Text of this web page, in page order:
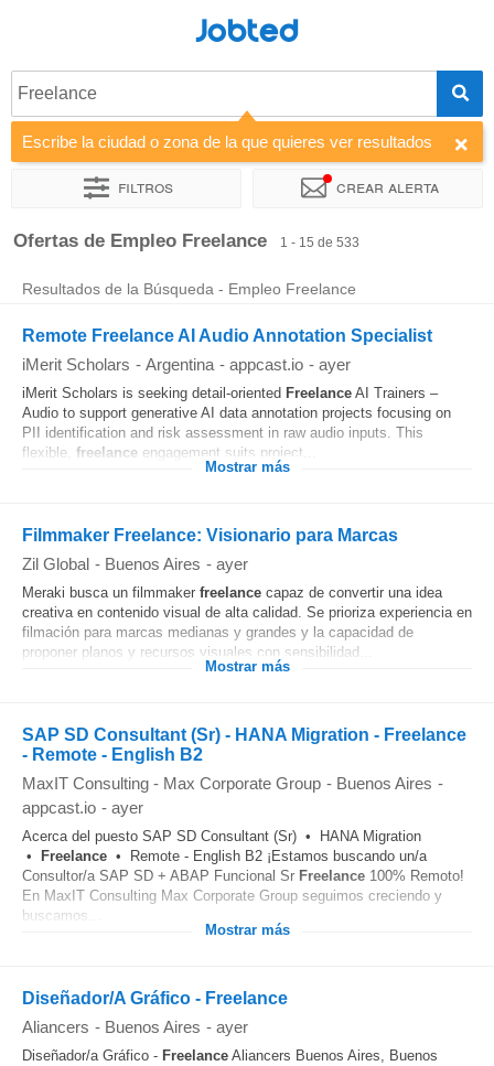
Jobted
Freelance
Escribe la ciudad o zona de la que quieres ver resultados
Filtros Crear alerta
Ordenar por Empresa Agencia de empleo
Ofertas de Empleo Freelance 1 - 15 de 533
Resultados de la Búsqueda - Empleo Freelance
Remote Freelance AI Audio Annotation Specialist
iMerit Scholars - Argentina - appcast.io - ayer
iMerit Scholars is seeking detail-oriented Freelance AI Trainers –
Audio to support generative AI data annotation projects focusing on
PII identification and risk assessment in raw audio inputs. This
flexible, freelance engagement suits project...
Mostrar más
Filmmaker Freelance: Visionario para Marcas
Zil Global - Buenos Aires - ayer
Meraki busca un filmmaker freelance capaz de convertir una idea
creativa en contenido visual de alta calidad. Se prioriza experiencia en
filmación para marcas medianas y grandes y la capacidad de
proponer planos y recursos visuales con sensibilidad...
Mostrar más
SAP SD Consultant (Sr) - HANA Migration - Freelance
- Remote - English B2
MaxIT Consulting - Max Corporate Group - Buenos Aires -
appcast.io - ayer
Acerca del puesto SAP SD Consultant (Sr) • HANA Migration
•
Freelance • Remote - English B2 ¡Estamos buscando un/a
Consultor/a SAP SD + ABAP Funcional Sr Freelance 100% Remoto!
En MaxIT Consulting Max Corporate Group seguimos creciendo y
buscamos...
Mostrar más
Diseñador/A Gráfico - Freelance
Aliancers - Buenos Aires - ayer
Diseñador/a Gráfico - Freelance Aliancers Buenos Aires, Buenos